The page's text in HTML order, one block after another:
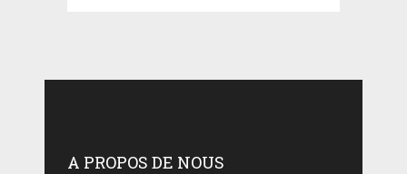
A PROPOS DE NOUS